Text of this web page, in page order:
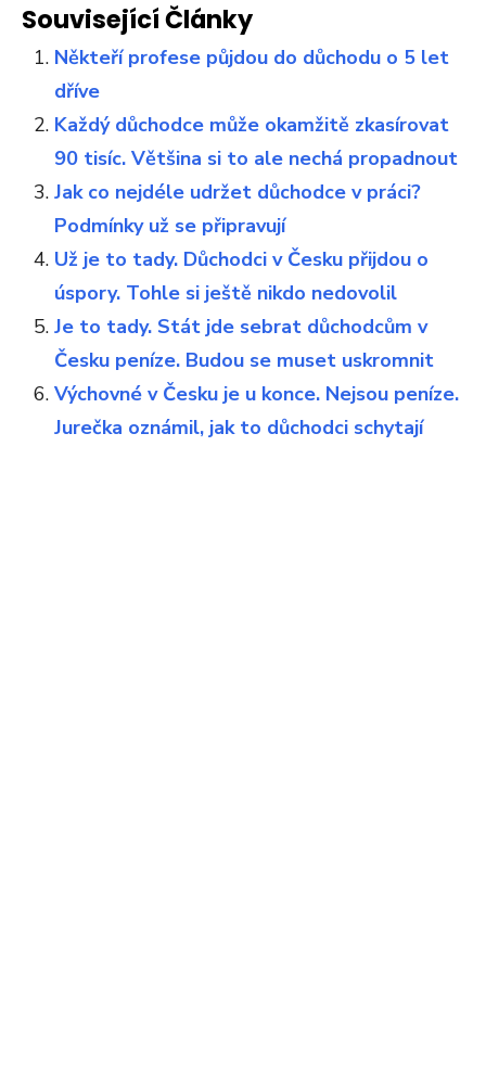
Související Články
Někteří profese půjdou do důchodu o 5 let
dříve
Každý důchodce může okamžitě zkasírovat
90 tisíc. Většina si to ale nechá propadnout
Jak co nejdéle udržet důchodce v práci?
Podmínky už se připravují
Už je to tady. Důchodci v Česku přijdou o
úspory. Tohle si ještě nikdo nedovolil
Je to tady. Stát jde sebrat důchodcům v
Česku peníze. Budou se muset uskromnit
Výchovné v Česku je u konce. Nejsou peníze.
Jurečka oznámil, jak to důchodci schytají